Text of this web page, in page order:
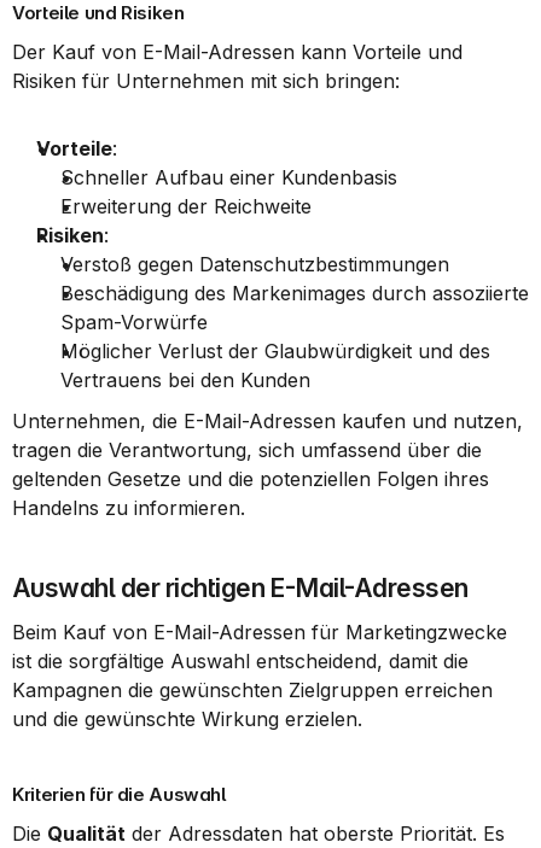
Vorteile und Risiken
Der Kauf von E-Mail-Adressen kann Vorteile und
Risiken für Unternehmen mit sich bringen:
Vorteile:
Schneller Aufbau einer Kundenbasis
Erweiterung der Reichweite
Risiken:
Verstoß gegen Datenschutzbestimmungen
Beschädigung des Markenimages durch assoziierte
Spam-Vorwürfe
Möglicher Verlust der Glaubwürdigkeit und des
Vertrauens bei den Kunden
Unternehmen, die E-Mail-Adressen kaufen und nutzen,
tragen die Verantwortung, sich umfassend über die
geltenden Gesetze und die potenziellen Folgen ihres
Handelns zu informieren.
Auswahl der richtigen E-Mail-Adressen
Beim Kauf von E-Mail-Adressen für Marketingzwecke
ist die sorgfältige Auswahl entscheidend, damit die
Kampagnen die gewünschten Zielgruppen erreichen
und die gewünschte Wirkung erzielen.
Kriterien für die Auswahl
Die Qualität der Adressdaten hat oberste Priorität. Es